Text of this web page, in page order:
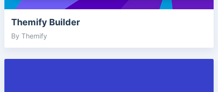
Themify Builder
By Themify